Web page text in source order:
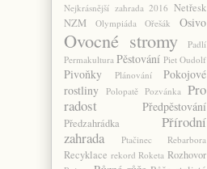
Nejkrásnější zahrada 2016 Netřesk
NZM
Olympiáda Ořešák Osivo
Ovocné stromy
Padlí
Permakultura Pěstování Piet Oudolf
Pivoňky Plánování
Pokojové
rostliny Polopatě Pozvánka Pro
radost
Předpěstování
Předzahrádka
Přírodní
zahrada
Ptačinec Rebarbora
Recyklace rekord Roketa Rozhovor